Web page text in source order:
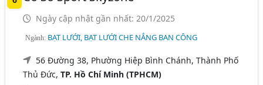
Ngày cập nhật gần nhất: 20/1/2025
Ngành: BẠT LƯỚI, BẠT LƯỚI CHE NẮNG BAN CÔNG
56 Đường 38, Phường Hiệp Bình Chánh, Thành Phố
Thủ Đức,TP. Hồ Chí Minh (TPHCM)